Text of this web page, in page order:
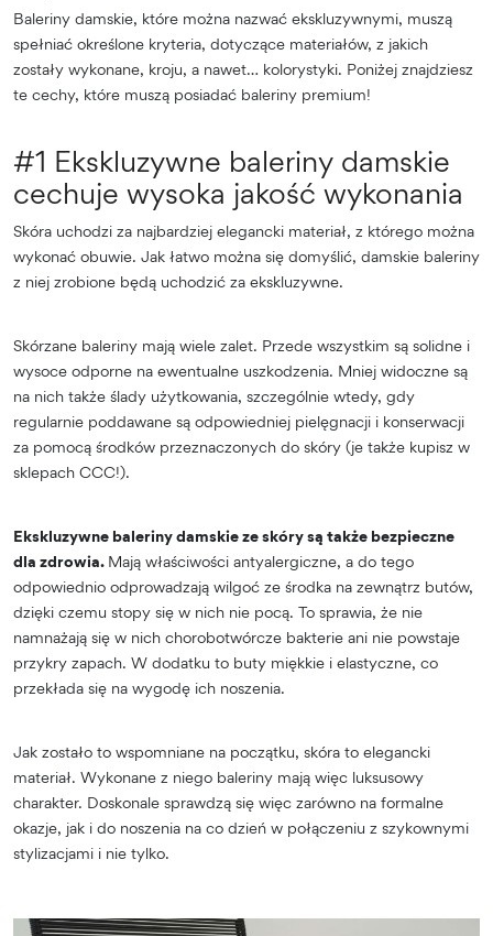
Baleriny damskie, które można nazwać ekskluzywnymi, muszą
spełniać określone kryteria, dotyczące materiałów, z jakich
zostały wykonane, kroju, a nawet… kolorystyki. Poniżej znajdziesz
te cechy, które muszą posiadać baleriny premium!
#1 Ekskluzywne baleriny damskie
cechuje wysoka jakość wykonania
Skóra uchodzi za najbardziej elegancki materiał, z którego można
wykonać obuwie. Jak łatwo można się domyślić, damskie baleriny
z niej zrobione będą uchodzić za ekskluzywne.
Skórzane baleriny mają wiele zalet. Przede wszystkim są solidne i
wysoce odporne na ewentualne uszkodzenia. Mniej widoczne są
na nich także ślady użytkowania, szczególnie wtedy, gdy
regularnie poddawane są odpowiedniej pielęgnacji i konserwacji
za pomocą środków przeznaczonych do skóry (je także kupisz w
sklepach CCC!).
Ekskluzywne baleriny damskie ze skóry są także bezpieczne
dla zdrowia. Mają właściwości antyalergiczne, a do tego
odpowiednio odprowadzają wilgoć ze środka na zewnątrz butów,
dzięki czemu stopy się w nich nie pocą. To sprawia, że nie
namnażają się w nich chorobotwórcze bakterie ani nie powstaje
przykry zapach. W dodatku to buty miękkie i elastyczne, co
przekłada się na wygodę ich noszenia.
Jak zostało to wspomniane na początku, skóra to elegancki
materiał. Wykonane z niego baleriny mają więc luksusowy
charakter. Doskonale sprawdzą się więc zarówno na formalne
okazje, jak i do noszenia na co dzień w połączeniu z szykownymi
stylizacjami i nie tylko.